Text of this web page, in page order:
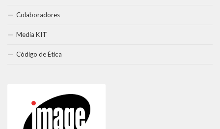
Colaboradores
Media KIT
Código de Ética